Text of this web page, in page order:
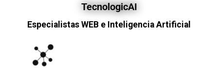
TecnologicAI
Especialistas WEB e Inteligencia Artificial